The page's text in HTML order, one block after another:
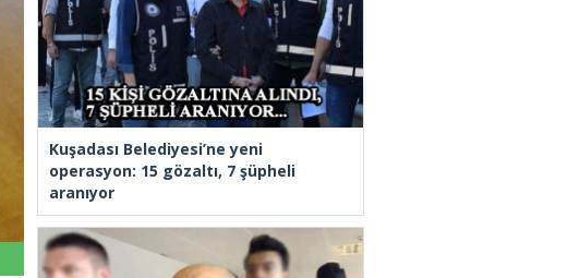
Kuşadası Belediyesi’ne yeni
operasyon: 15 gözaltı, 7 şüpheli
aranıyor